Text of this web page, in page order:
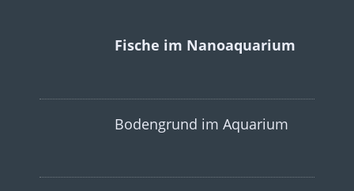
Fische im Nanoaquarium
Bodengrund im Aquarium